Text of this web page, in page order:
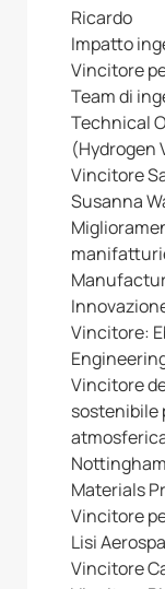
Ricardo
Impatto
Vincitore
Team di
Technical
(Hydrogen
Vincitore
Susanna
Vincitore:
Vincitore
sostenibile
Materials
Vincitore
Lisi
Vincitore